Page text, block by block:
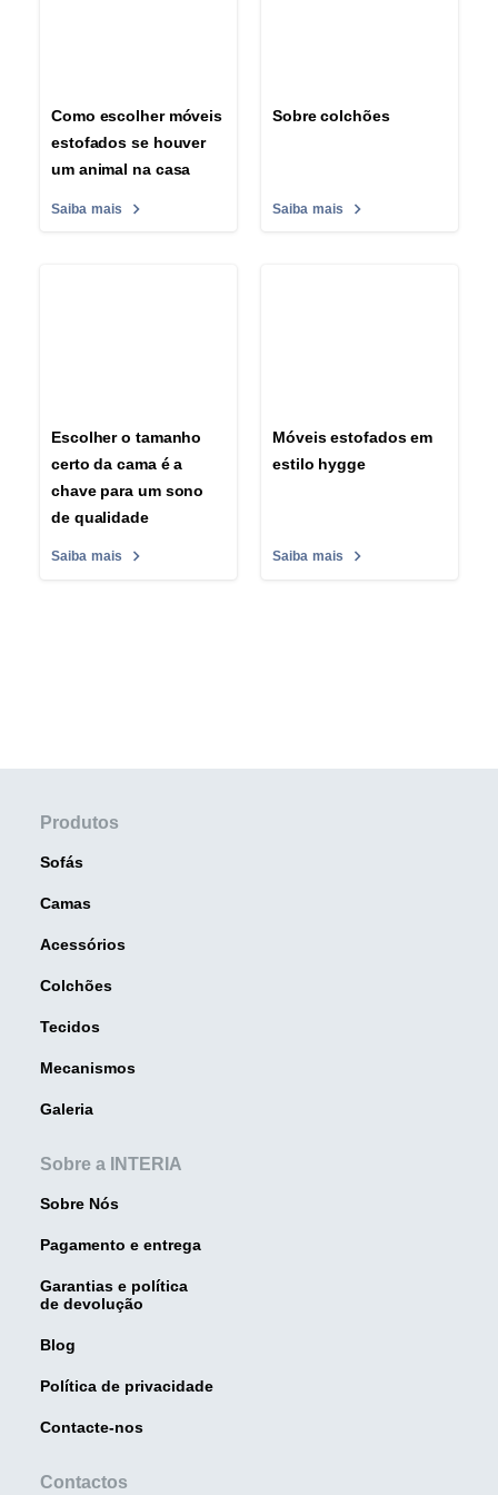
Como escolher móveis
estofados se houver
um animal na casa
Saiba mais
Sobre colchões
Saiba mais
Escolher o tamanho
certo da cama é a
chave para um sono
de qualidade
Saiba mais
Móveis estofados em
estilo hygge
Saiba mais
Produtos
Sofás
Camas
Acessórios
Colchões
Tecidos
Mecanismos
Galeria
Sobre a INTERIA
Sobre Nós
Pagamento e entrega
Garantias e política
de devolução
Blog
Política de privacidade
Contacte-nos
Contactos